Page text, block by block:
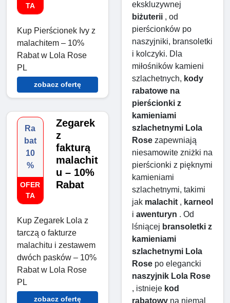
TA
Kup Pierścionek Ivy z
malachitem – 10%
Rabat w Lola Rose
PL
zobacz ofertę
Ra
bat
10
%
OFER
TA
Zegarek
z
fakturą
malachit
u – 10%
Rabat
Kup Zegarek Lola z
tarczą o fakturze
malachitu i zestawem
dwóch pasków – 10%
Rabat w Lola Rose
PL
zobacz ofertę
biżuterii , od
pierścionków po
naszyjniki, bransoletki
i kolczyki. Dla
miłośników kamieni
szlachetnych, kody
rabatowe na
pierścionki z
kamieniami
szlachetnymi Lola
Rose zapewniają
niesamowite zniżki na
pierścionki z pięknymi
kamieniami
szlachetnymi, takimi
jak malachit , karneol
i awenturyn . Od
lśniącej bransoletki z
kamieniami
szlachetnymi Lola
Rose
naszyjnik Lola Rose
, istnieje kod
rabatowy na niemal